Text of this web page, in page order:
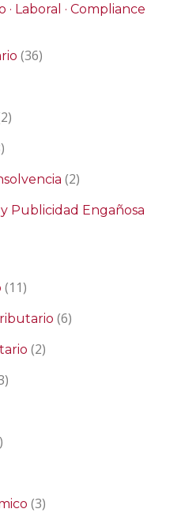
Laboral · Compliance
(36)
(2)
Publicidad Engañosa
(11)
(6)
(2)
(3)